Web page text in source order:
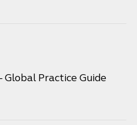
Global Practice Guide